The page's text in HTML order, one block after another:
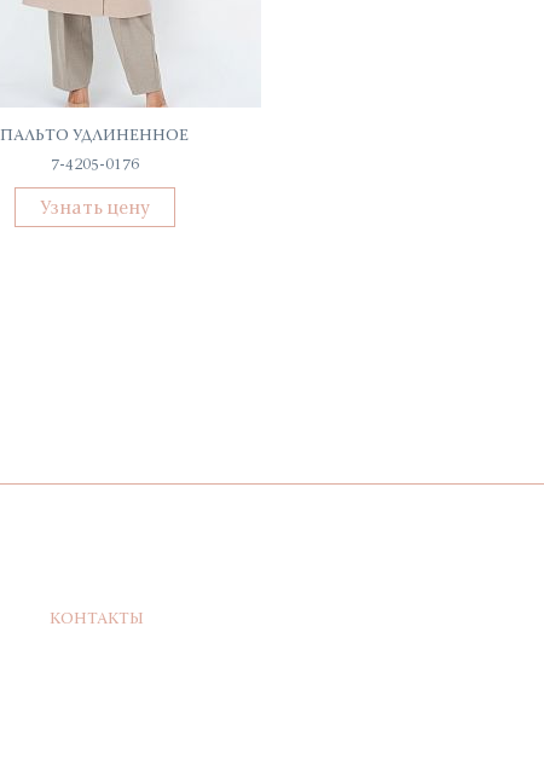
ПАЛЬТО УДЛИНЕННОЕ
7-4205-0176
Узнать цену
КОНТАКТЫ